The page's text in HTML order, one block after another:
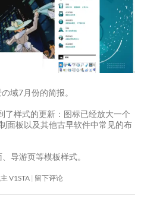
域7月份的简报。
了样式的更新：图标已经放大一个
面板以及其他古早软件中常见的布
导游页等模板样式。
V1STA 留下评论